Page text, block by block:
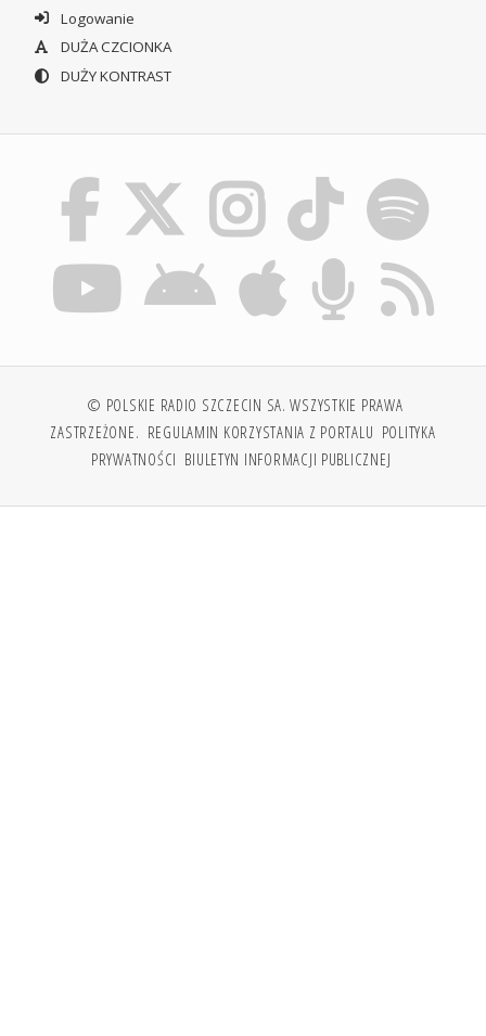
Logowanie
DUŻA CZCIONKA
DUŻY KONTRAST
© POLSKIE RADIO SZCZECIN SA. WSZYSTKIE PRAWA
ZASTRZEŻONE. REGULAMIN KORZYSTANIA Z PORTALU POLITYKA
PRYWATNOŚCI BIULETYN INFORMACJI PUBLICZNEJ